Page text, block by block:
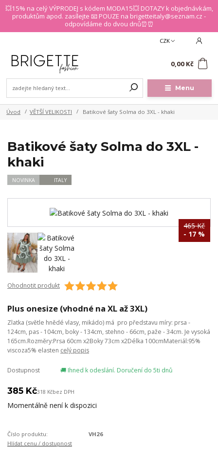
💥15% na celý VÝPRODEJ s kódem MODA15💥 DOTAZY k objednávkám,
produktům apod. zasílejte 📧 POUZE na brigetteitaly@seznam.cz -
odpovídáme do dvou dnů⏰⏰
Menu
CZK
0,00 Kč
Úvod VĚTŠÍ VELIKOSTI Batikové šaty Solma do 3XL - khaki
Batikové šaty Solma do 3XL -
khaki
NOVINKA ITALY
465 Kč
- 17 %
Ohodnotit produkt
Plus onesize (vhodné na XL až 3XL)
Zlatka (světle hnědé vlasy, mikádo) má pro představu míry: prsa -
124cm, pas - 104cm, boky - 134cm, stehno - 66cm, paže - 34cm. Je vysoká
165cm.Rozměry:Prsa 60cm x2Boky 73cm x2Délka 100cmMateriál:95%
viscoza5% elasten celý popis
Dostupnost 🚚 Ihned k odeslání. Doručení do 5ti dnů
385 Kč318 Kčbez DPH
Momentálně není k dispozici
Číslo produktu:
VH26
Hlídat cenu / dostupnost